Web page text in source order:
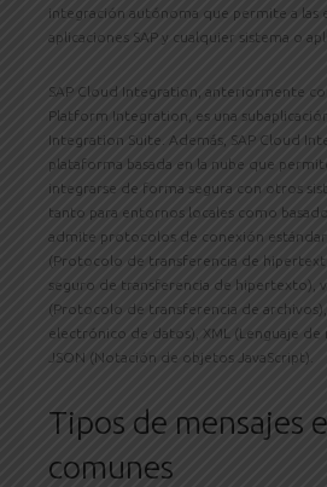
integración autónoma que permite a las
aplicaciones SAP y cualquier sistema o
SAP Cloud Integration, anteriormente
Platform Integration, es una subaplicación
Integration Suite. Además, SAP Cloud
plataforma basada en la nube que
integrarse de forma segura con otros
tanto para entornos locales como
admite protocolos de conexión estándar
(Protocolo de transferencia de
seguro de transferencia de hipertexto),
(Protocolo de transferencia de
electrónico de datos), XML (Lenguaje de
JSON (Notación de objetos JavaScript).
Tipos de mensajes
comunes